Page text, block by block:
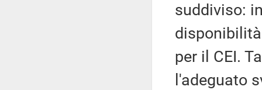
suddiviso:
per il CEI.
l'adeguato